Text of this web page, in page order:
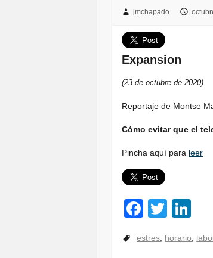
jmchapado
Expansion
(23 de octubre de 2020)
Reportaje de Montse
Cómo evitar que el
Pincha aquí para leer
F
c
T
tt
k
estres horario